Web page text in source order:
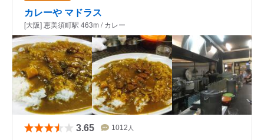
カレーや マドラス
[大阪] 恵美須町駅 463m / カレー
3.65 1012 人